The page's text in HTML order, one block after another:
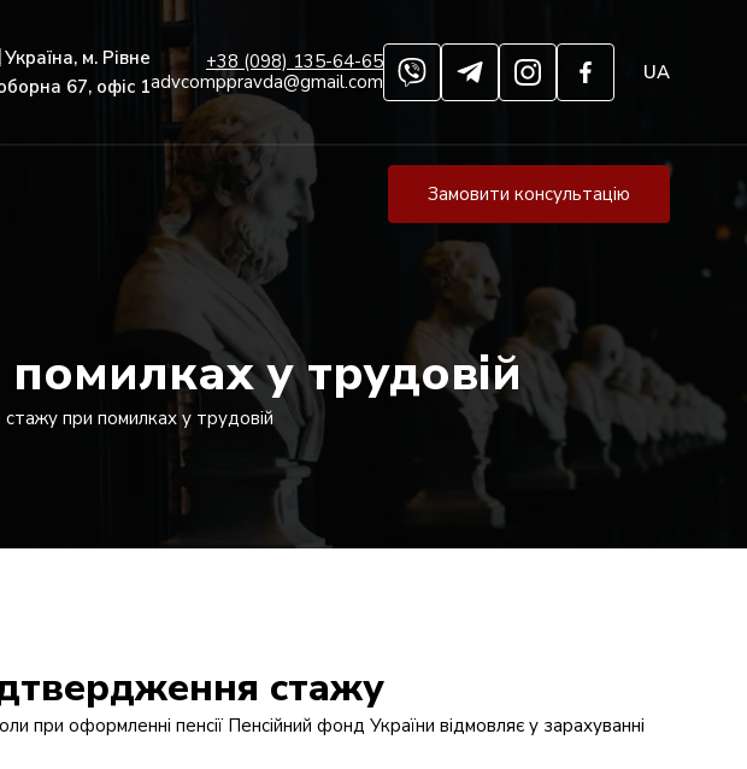
м. Рівне
67, офіс 1
+38 (098) 135-64-65
advcomppravda@gmail.com
UA
Замовити консультацію
у трудовій
при помилках у трудовій
стажу
при оформленні пенсії Пенсійний фонд України відмовляє у зарахуванні